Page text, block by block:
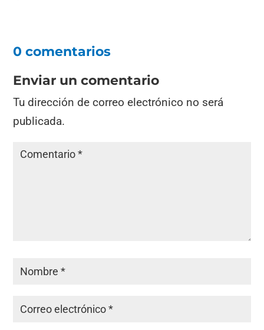
0 comentarios
Enviar un comentario
Tu dirección de correo electrónico no será
publicada.